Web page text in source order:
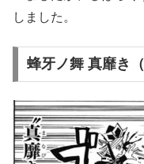
しました。
蜂牙ノ舞 真靡き